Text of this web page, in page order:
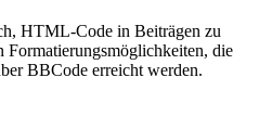
HTML-Code in Beiträgen zu
Formatierungsmöglichkeiten, die
BBCode erreicht werden.